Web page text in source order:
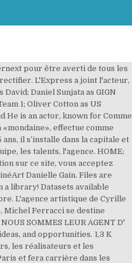
pour être averti de tous les
L'Express a joint l'acteur,
Daniel Sunjata as GIGN
1; Oliver Cotton as US
He is an actor, known for Comme
effectue comme
il s’installe dans la capitale et
les talents, l'agence. HOME;
sur ce site, vous acceptez
Danielle Gain. Files are
library! Datasets available
L'agence artistique de Cyrille
Michel Ferracci se destine
SOMMES LEUR AGENT D'
and opportunities. 1,3 K
les réalisateurs et les
et fera carrière dans les